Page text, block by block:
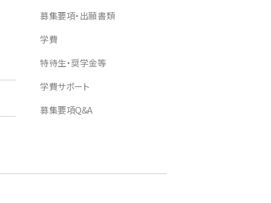
募集要項・出願書類
学費
特待生・奨学金等
学費サポート
募集要項Q&A